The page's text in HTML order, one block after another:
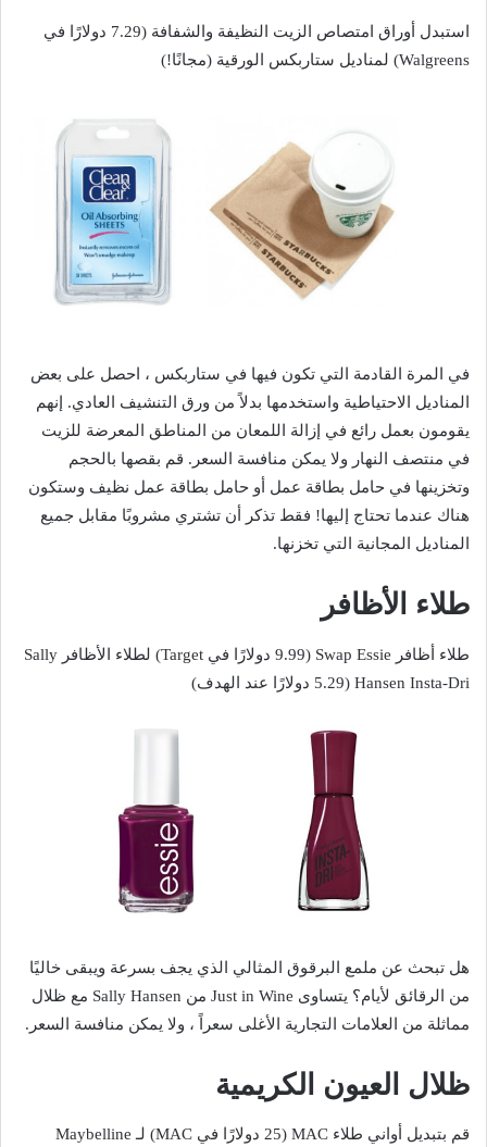
استبدل أوراق امتصاص الزيت النظيفة والشفافة (7.29 دولارًا في
Walgreens) لمناديل ستاربكس الورقية (مجانًا!)
في المرة القادمة التي تكون فيها في ستاربكس ، احصل على بعض
المناديل الاحتياطية واستخدمها بدلاً من ورق التنشيف العادي. إنهم
يقومون بعمل رائع في إزالة اللمعان من المناطق المعرضة للزيت
في منتصف النهار ولا يمكن منافسة السعر. قم بقصها بالحجم
وتخزينها في حامل بطاقة عمل أو حامل بطاقة عمل نظيف وستكون
هناك عندما تحتاج إليها! فقط تذكر أن تشتري مشروبًا مقابل جميع
المناديل المجانية التي تخزنها.
طلاء الأظافر
طلاء أظافر Swap Essie (9.99 دولارًا في Target) لطلاء الأظافر Sally
Hansen Insta-Dri (5.29 دولارًا عند الهدف)
هل تبحث عن ملمع البرقوق المثالي الذي يجف بسرعة ويبقى خاليًا
من الرقائق لأيام؟ يتساوى Just in Wine من Sally Hansen مع ظلال
مماثلة من العلامات التجارية الأغلى سعراً ، ولا يمكن منافسة السعر.
ظلال العيون الكريمية
قم بتبديل أواني طلاء MAC (25 دولارًا في MAC) لـ Maybelline